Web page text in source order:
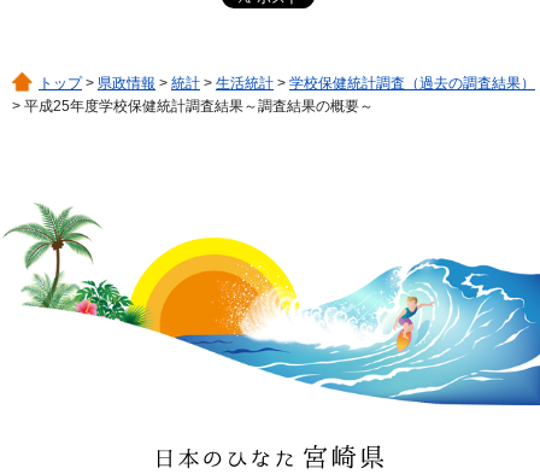
トップ> 県政情報 > 統計 > 生活統計 > 学校保健統計調査（過去の調査結果）
> 平成25年度学校保健統計調査結果～調査結果の概要～
日本のひなた 宮崎県